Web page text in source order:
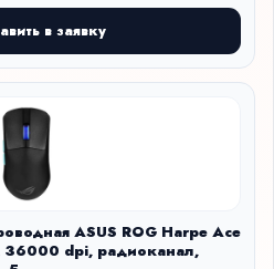
в заявку
ASUS ROG Harpe Ace
36000 dpi, радиоканал,